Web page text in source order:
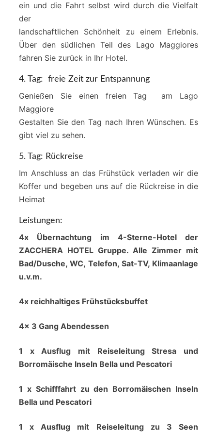
ein und die Fahrt selbst wird durch die Vielfalt
der ​
landschaftlichen Schönheit zu einem Erlebnis.
Über den südlichen Teil des Lago Maggiores
fahren Sie zurück in Ihr Hotel.
4. Tag: freie Zeit zur Entspannung
Genießen Sie einen freien Tag am Lago
Maggiore
Gestalten Sie den Tag nach Ihren Wünschen. Es
gibt viel zu sehen.
5. Tag: Rückreise
Im Anschluss an das Frühstück verladen wir die
Koffer und begeben uns auf die Rückreise in die
Heimat
Leistungen:
4x Übernachtung im 4-Sterne-Hotel der
ZACCHERA HOTEL Gruppe. Alle Zimmer mit
Bad/Dusche, WC, Telefon, Sat-TV, Klimaanlage
u.v.m.
4x reichhaltiges Frühstücksbuffet
4x 3 Gang Abendessen
1 x Ausflug mit Reiseleitung Stresa und
Borromäische Inseln Bella und Pescatori
1 x Schifffahrt zu den Borromäischen Inseln
Bella und Pescatori
1 x Ausflug mit Reiseleitung zu 3 Seen